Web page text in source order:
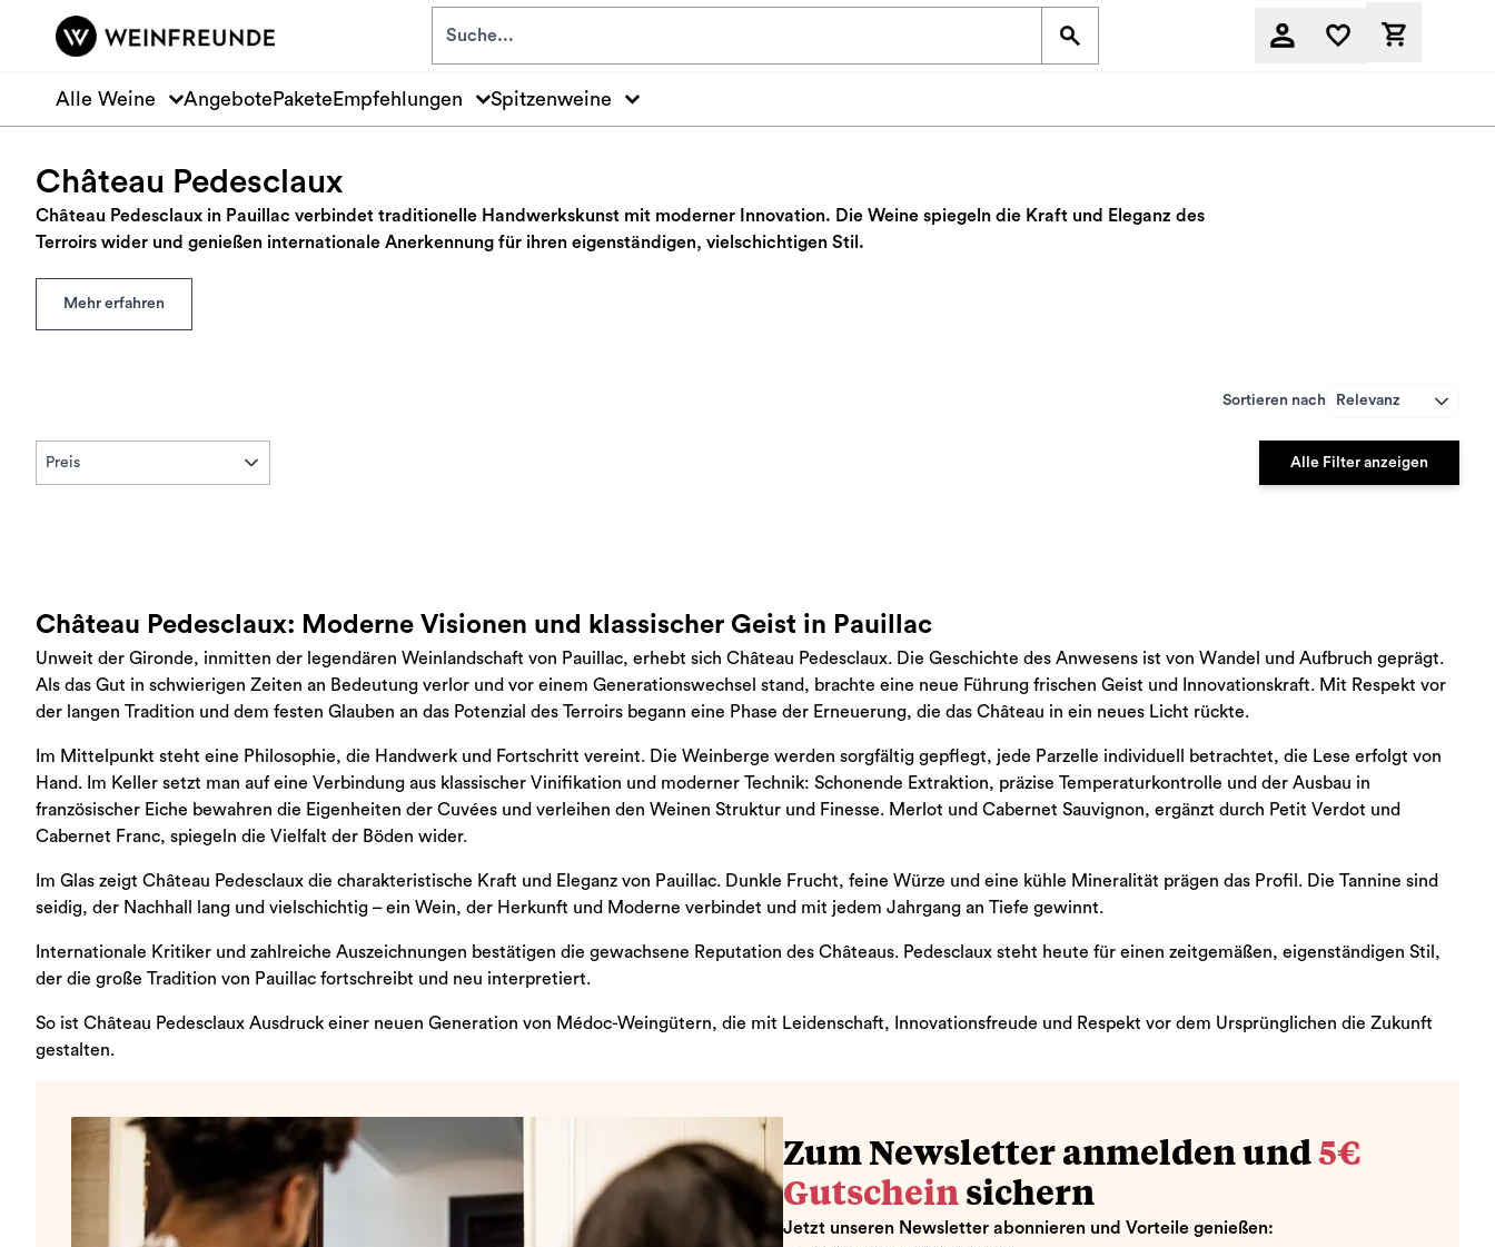
Zum Hauptinhalt springen
Alle Weine Angebote Pakete Empfehlungen Spitzenweine
Château Pedesclaux
Château Pedesclaux in Pauillac verbindet traditionelle Handwerkskunst mit moderner Innovation. Die Weine spiegeln die Kraft und Eleganz des
Terroirs wider und genießen internationale Anerkennung für ihren eigenständigen, vielschichtigen Stil.
Mehr erfahren
Sortieren nach Relevanz
Preis Alle Filter anzeigen
Château Pedesclaux: Moderne Visionen und klassischer Geist in Pauillac
Unweit der Gironde, inmitten der legendären Weinlandschaft von Pauillac, erhebt sich Château Pedesclaux. Die Geschichte des Anwesens ist von Wandel und Aufbruch geprägt.
Als das Gut in schwierigen Zeiten an Bedeutung verlor und vor einem Generationswechsel stand, brachte eine neue Führung frischen Geist und Innovationskraft. Mit Respekt vor
der langen Tradition und dem festen Glauben an das Potenzial des Terroirs begann eine Phase der Erneuerung, die das Château in ein neues Licht rückte.
Im Mittelpunkt steht eine Philosophie, die Handwerk und Fortschritt vereint. Die Weinberge werden sorgfältig gepflegt, jede Parzelle individuell betrachtet, die Lese erfolgt von
Hand. Im Keller setzt man auf eine Verbindung aus klassischer Vinifikation und moderner Technik: Schonende Extraktion, präzise Temperaturkontrolle und der Ausbau in
französischer Eiche bewahren die Eigenheiten der Cuvées und verleihen den Weinen Struktur und Finesse. Merlot und Cabernet Sauvignon, ergänzt durch Petit Verdot und
Cabernet Franc, spiegeln die Vielfalt der Böden wider.
Im Glas zeigt Château Pedesclaux die charakteristische Kraft und Eleganz von Pauillac. Dunkle Frucht, feine Würze und eine kühle Mineralität prägen das Profil. Die Tannine sind
seidig, der Nachhall lang und vielschichtig – ein Wein, der Herkunft und Moderne verbindet und mit jedem Jahrgang an Tiefe gewinnt.
Internationale Kritiker und zahlreiche Auszeichnungen bestätigen die gewachsene Reputation des Châteaus. Pedesclaux steht heute für einen zeitgemäßen, eigenständigen Stil,
der die große Tradition von Pauillac fortschreibt und neu interpretiert.
So ist Château Pedesclaux Ausdruck einer neuen Generation von Médoc-Weingütern, die mit Leidenschaft, Innovationsfreude und Respekt vor dem Ursprünglichen die Zukunft
gestalten.
Zum Newsletter anmelden und 5€
Gutschein sichern
Jetzt unseren Newsletter abonnieren und Vorteile genießen: